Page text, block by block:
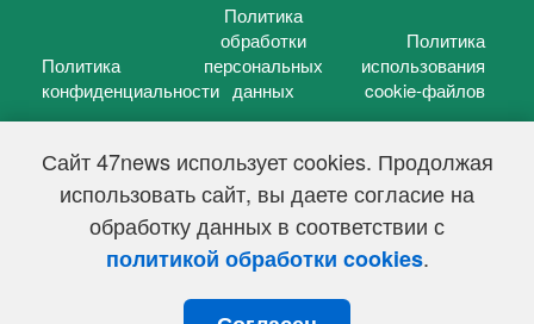
Сайт 47news использует cookies. Продолжая
использовать сайт, вы даете согласие на
обработку данных в соответствии с
политикой обработки cookies.
Политика
конфиденциальности
Политика
обработки
персональных
данных
Политика
использования
cookie-файлов
47 новостей (47 news)2005 — 2026 г.
Свидетельство о регистрации СМИ Эл № ФС 77-39848, выдано
Федеральной службой по надзору в сфере связи,
информационных технологий и массовых коммуникаций